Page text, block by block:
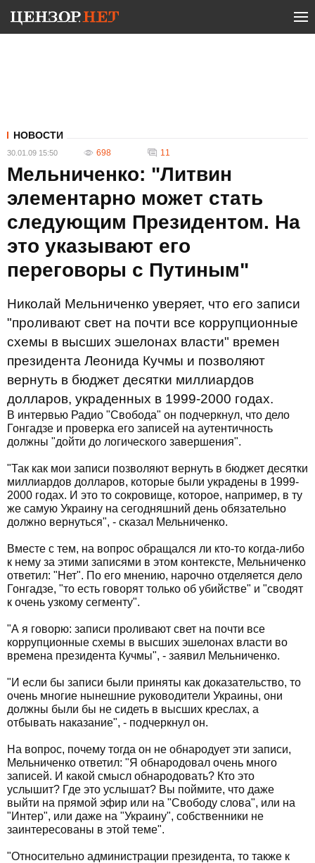
НОВОСТИ
30.01.09 15:50 698 11
Мельниченко: "Литвин
элементарно может стать
следующим Президентом. На
это указывают его
переговоры с Путиным"
Николай Мельниченко уверяет, что его записи
"проливают свет на почти все коррупционные
схемы в высших эшелонах власти" времен
президента Леонида Кучмы и позволяют
вернуть в бюджет десятки миллиардов
долларов, украденных в 1999-2000 годах.
В интервью Радио "Свобода" он подчеркнул, что дело
Гонгадзе и проверка его записей на аутентичность
должны "дойти до логического завершения".
"Так как мои записи позволяют вернуть в бюджет десятки
миллиардов долларов, которые были украдены в 1999-
2000 годах. И это то сокровище, которое, например, в ту
же самую Украину на сегодняшний день обязательно
должно вернуться", - сказал Мельниченко.
Вместе с тем, на вопрос обращался ли кто-то когда-либо
к нему за этими записями в этом контексте, Мельниченко
ответил: "Нет". По его мнению, нарочно отделяется дело
Гонгадзе, "то есть говорят только об убийстве" и "сводят
к очень узкому сегменту".
"А я говорю: записи проливают свет на почти все
коррупционные схемы в высших эшелонах власти во
времена президента Кучмы", - заявил Мельниченко.
"И если бы записи были приняты как доказательство, то
очень многие нынешние руководители Украины, они
должны были бы не сидеть в высших креслах, а
отбывать наказание", - подчеркнул он.
На вопрос, почему тогда он не обнародует эти записи,
Мельниченко ответил: "Я обнародовал очень много
записей. И какой смысл обнародовать? Кто это
услышит? Где это услышат? Вы поймите, что даже
выйти на прямой эфир или на "Свободу слова", или на
"Интер", или даже на "Украину", собственники не
заинтересованы в этой теме".
"Относительно администрации президента, то также к